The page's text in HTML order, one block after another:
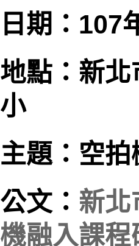
日期：107
地點：新
小
主題：空
公文： 新北
機融入課